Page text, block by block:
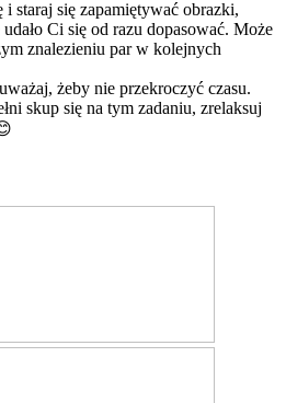
i staraj się zapamiętywać obrazki,
Ci się od razu dopasować. Może
znalezieniu par w kolejnych
żeby nie przekroczyć czasu.
skup się na tym zadaniu, zrelaksuj